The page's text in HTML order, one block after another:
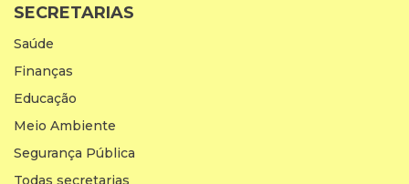
SECRETARIAS
Saúde
Finanças
Educação
Meio Ambiente
Segurança Pública
Todas secretarias